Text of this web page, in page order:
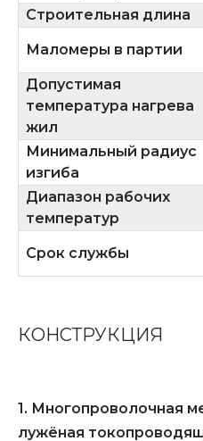
Строительная длина
Маломеры в партии
Допустимая
температура нагрева
жил
Минимальный радиус
изгиба
Диапазон рабочих
температур
Срок службы
КОНСТРУКЦИЯ
1. Многопроволочная
лужёная